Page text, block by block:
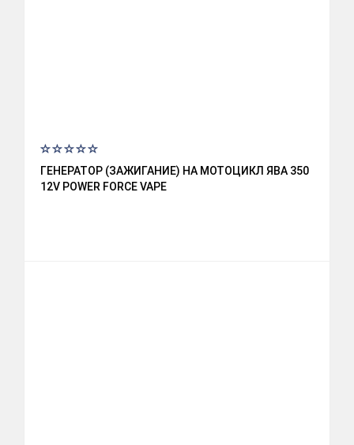
ГЕНЕРАТОР (ЗАЖИГАНИЕ) НА МОТОЦИКЛ ЯВА 350
12V POWER FORCE VAPE